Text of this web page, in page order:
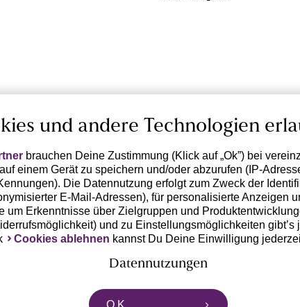
und andere Technologien
brauchen Deine Zustimmung (Klick auf „Ok”) bei
einem Gerät zu speichern und/oder abzurufen (IP-
Die Datennutzung erfolgt zum Zweck der
E-Mail-Adressen), für personalisierte Anzeigen
um Erkenntnisse über Zielgruppen und
und zu Einstellungsmöglichkeiten gibt’s
Cookies ablehnen kannst Du Deine Einwilligung
Datennutzungen
zusammen, die von deinem Endgerät abgerufene